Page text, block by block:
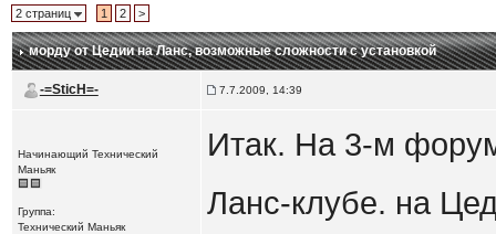
2 страниц 1 2 >
морду от Цедии на Ланс, возможные сложности с установкой
-=SticH=- 7.7.2009, 14:39
Начинающий Технический
Маньяк
Группа:
Технический Маньяк
Итак. На 3-м
Ланс-клубе. на